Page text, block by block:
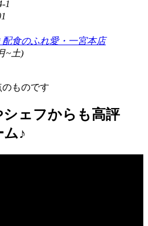
1
食のふれ愛・一宮本店
~土)
ものです
ェフからも高評
♪